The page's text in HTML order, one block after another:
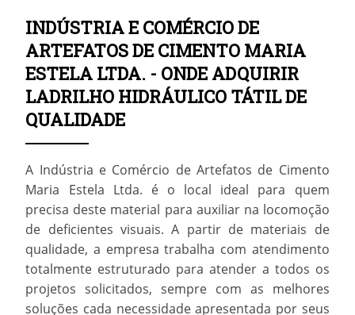
INDÚSTRIA E COMÉRCIO DE
ARTEFATOS DE CIMENTO MARIA
ESTELA LTDA. - ONDE ADQUIRIR
LADRILHO HIDRÁULICO TÁTIL DE
QUALIDADE
A Indústria e Comércio de Artefatos de Cimento
Maria Estela Ltda. é o local ideal para quem
precisa deste material para auxiliar na locomoção
de deficientes visuais. A partir de materiais de
qualidade, a empresa trabalha com atendimento
totalmente estruturado para atender a todos os
projetos solicitados, sempre com as melhores
soluções cada necessidade apresentada por seus